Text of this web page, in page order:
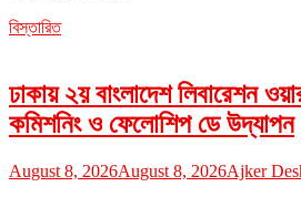
বিস্তারিত
ঢাকায় ২য় বাংলাদেশ লিবারেশন
কমিশনিং ও ফেলোশিপ ডে উদ্‌যাপন
August 8, 2026August 8, 2026Ajker